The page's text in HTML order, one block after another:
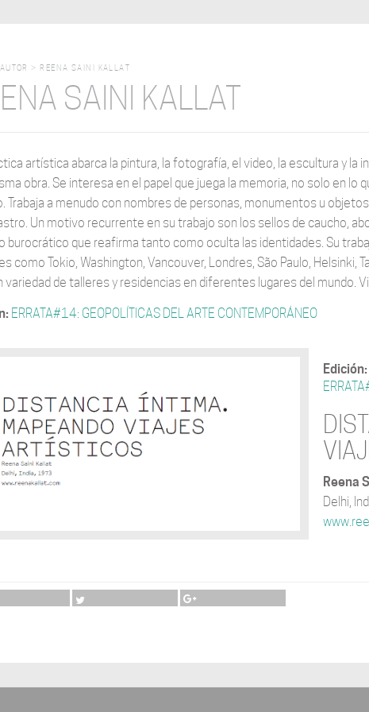
AUTOR > REENA SAINI KALLAT
SAINI KALLAT
artística abarca la pintura, la fotografía, el video, la escultura y la
obra. Se interesa en el papel que juega la memoria, no solo en
Trabaja a menudo con nombres de personas, monumentos u
Un motivo recurrente en su trabajo son los sellos de caucho,
burocrático que reafirma tanto como oculta las identidades. Su
como Tokio, Washington, Vancouver, Londres, São Paulo, Helsinki,
variedad de talleres y residencias en diferentes lugares del mundo.
ERRATA#14: GEOPOLÍTICAS DEL ARTE CONTEMPORÁNEO
Edición:
Reena
Delhi,